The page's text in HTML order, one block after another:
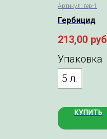
Артикул: гер-1
Гербицид
213,00 руб
Упаковка
5 л.
КУПИТЬ